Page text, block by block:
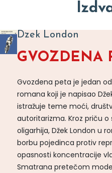
Dzek London
GVOZDENA
Gvozdena peta je jedan
romana koji je napisao
istražuje teme moći,
autoritarizma. Kroz priču
oligarhija, Džek London u
borbu pojedinca protiv
opasnosti koncentracije
Smatrana pretečom